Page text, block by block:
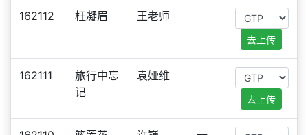
162112 枉凝眉 王老师
去上传
162111
旅行中忘
记
袁娅维
去上传